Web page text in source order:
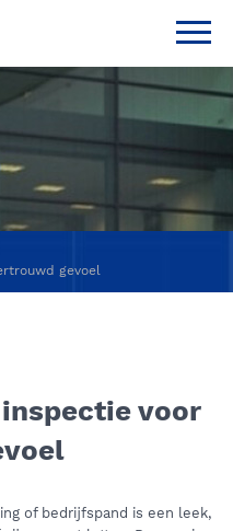
gevoel
voor
of bedrijfspand is een leek,